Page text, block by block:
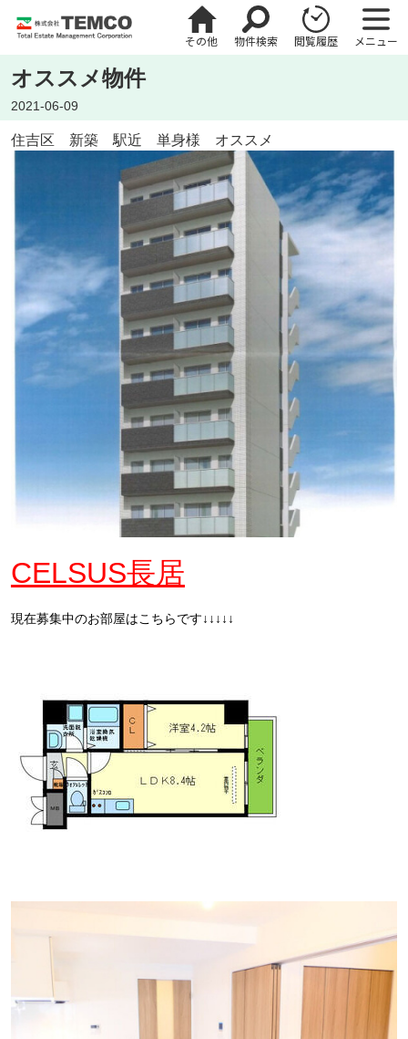
その他 物件検索 閲覧履歴 メニュー
オススメ物件
2021-06-09
住吉区 新築 駅近 単身様 オススメ
CELSUS長居
現在募集中のお部屋はこちらです↓↓↓↓↓